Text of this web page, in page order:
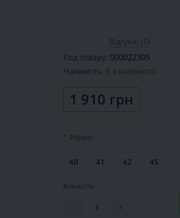
Відгуки: (1)
Код товару: 000022305
Наявність: Є в наявності
1 910 грн
* Розмiр
40 41 42 45
Кількість:
- +